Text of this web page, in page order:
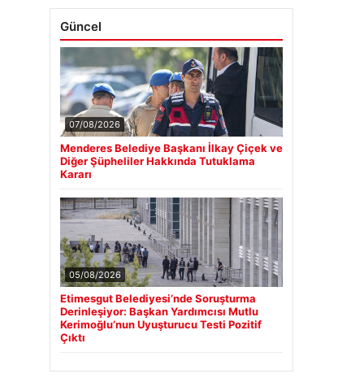
Güncel
07/08/2026
Menderes Belediye Başkanı İlkay Çiçek ve
Diğer Şüpheliler Hakkında Tutuklama
Kararı
05/08/2026
Etimesgut Belediyesi’nde Soruşturma
Derinleşiyor: Başkan Yardımcısı Mutlu
Kerimoğlu’nun Uyuşturucu Testi Pozitif
Çıktı